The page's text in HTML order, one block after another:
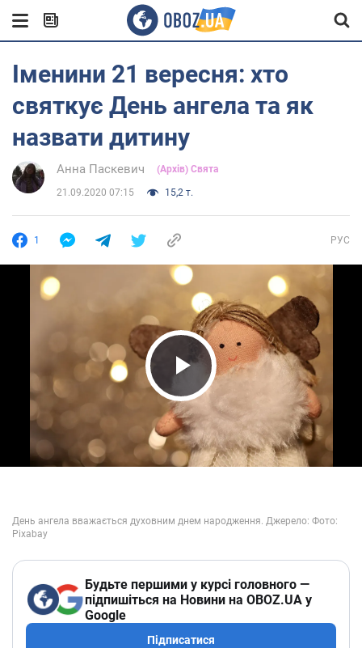
Іменини 21 вересня: хто
святкує День ангела та як
назвати дитину
Анна Паскевич (Архів) Свята
21.09.2020 07:15 15,2 т.
1 РУС
Play Video
Будьте першими у курсі головного —
підпишіться на Новини на OBOZ.UA у
Google
Підписатися